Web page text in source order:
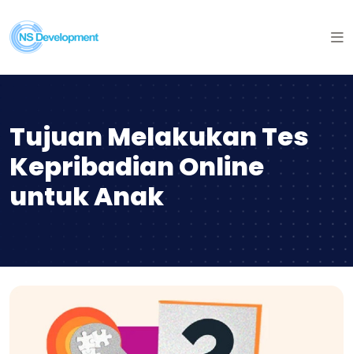
Tujuan Melakukan Tes
Kepribadian Online
untuk Anak